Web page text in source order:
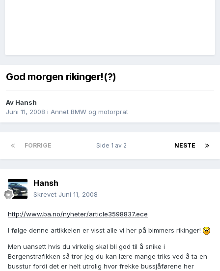
God morgen rikinger!(?)
Av Hansh
Juni 11, 2008 i Annet BMW og motorprat
FORRIGE NESTE
Side 1 av 2
Hansh
Skrevet Juni 11, 2008
http://www.ba.no/nyheter/article3598837.ece
I følge denne artikkelen er visst alle vi her på bimmers rikinger!
Men uansett hvis du virkelig skal bli god til å snike i
Bergenstrafikken så tror jeg du kan lære mange triks ved å ta en
busstur fordi det er helt utrolig hvor frekke bussjåførene her